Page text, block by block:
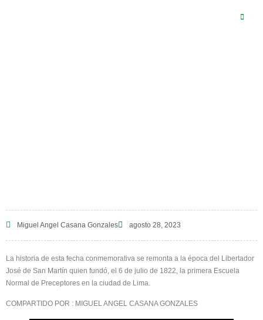
Miguel Angel Casana Gonzales agosto 28, 2023
La historia de esta fecha conmemorativa se remonta a la época del Libertador
José de San Martín quien fundó, el 6 de julio de 1822, la primera Escuela
Normal de Preceptores en la ciudad de Lima.
COMPARTIDO POR : MIGUEL ANGEL CASANA GONZALES